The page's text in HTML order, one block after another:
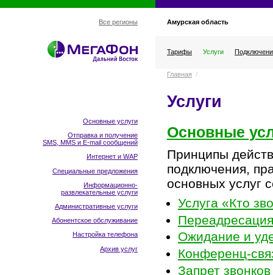
Все регионы Амурская область
Тарифы Услуги
Основные услуги
Отправка и получение
SMS, MMS и E-mail сообщений
Интернет и WAP
Специальные предложения
Информационно-
развлекательные услуги
Административные услуги
Абонентское обслуживание
Настройка телефона
Архив услуг
Главная /
Услуги
Основные
Принципы
подключения,
основных услуг
Услуга «Кто
Ожидание и
Конференц-
Запрет звонков